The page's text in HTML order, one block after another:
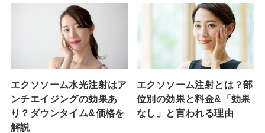
エクソソーム水光注射はア
ンチエイジングの効果あ
り？ダウンタイム&価格を
解説
エクソソーム注射とは？部
位別の効果と料金&「効果
なし」と言われる理由